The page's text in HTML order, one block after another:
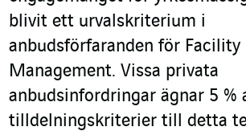
blivit ett urvalskriterium i
anbudsförfaranden för Facility
Management. Vissa privata
anbudsinfordringar ägnar 5 %
tilldelningskriterier till detta